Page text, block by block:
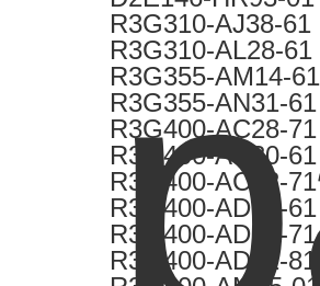
R3G310-AJ38-61
R3G310-AL28-61
R3G355-AM14-61
R3G355-AN31-61
R3G400-AC28-71
R3G400-AC30-61
R3G400-AC32-71
R3G400-AD27-61
R3G400-AD32-71
R3G400-AD42-81